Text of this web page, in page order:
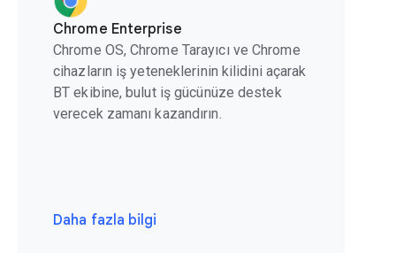
Chrome Enterprise
Chrome OS, Chrome Tarayıcı ve Chrome
cihazların iş yeteneklerinin kilidini açarak
BT ekibine, bulut iş gücünüze destek
verecek zamanı kazandırın.
Daha fazla bilgi